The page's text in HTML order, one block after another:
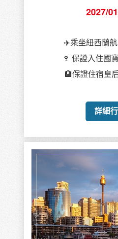
2027/
✈️乘坐紐西蘭
🍷 保證入住國
🏨保證住宿皇
詳細